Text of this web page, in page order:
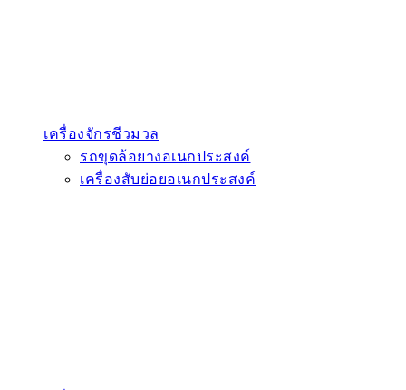
เครื่องจักรชีวมวล
รถขุดล้อยางอเนกประสงค์
เครื่องสับย่อยอเนกประสงค์